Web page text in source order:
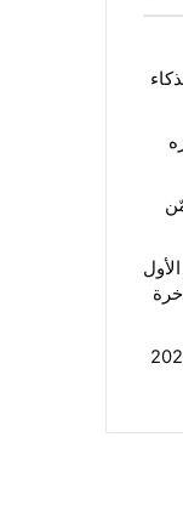
الميركاتو الصيفي 2026